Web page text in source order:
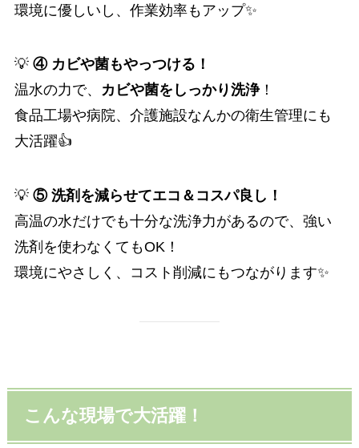
環境に優しいし、作業効率もアップ✨
💡 ④ カビや菌もやっつける！
温水の力で、
カビや菌をしっかり洗浄！
食品工場や病院、介護施設なんかの衛生管理にも
大活躍👍
💡 ⑤ 洗剤を減らせてエコ＆コスパ良し！
高温の水だけでも十分な洗浄力があるので、強い
洗剤を使わなくてもOK！
環境にやさしく、コスト削減にもつながります✨
こんな現場で大活躍！